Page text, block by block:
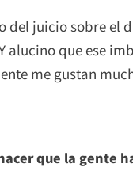
del juicio sobre el
que ese
me gustan
que la gente